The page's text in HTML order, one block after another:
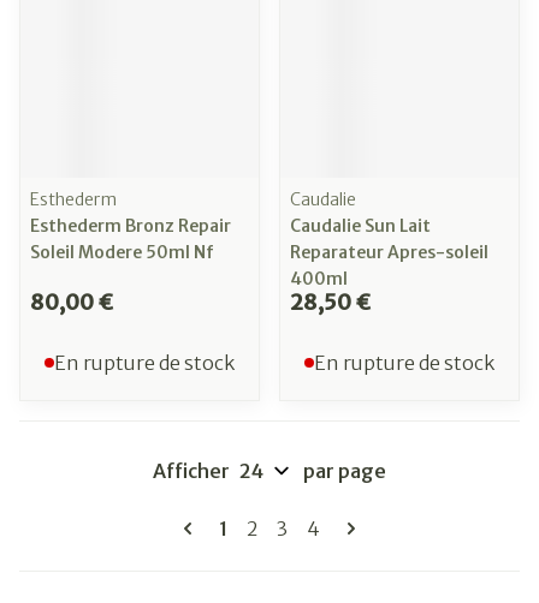
Esthederm
Esthederm Bronz Repair
Soleil Modere 50ml Nf
80,00 €
En rupture de stock
Caudalie
Caudalie Sun Lait
Reparateur Apres-soleil
400ml
28,50 €
En rupture de stock
Pages
Vous lisez actuellement la page
1 Page
2 Page
3 Page
4
Afficher par page